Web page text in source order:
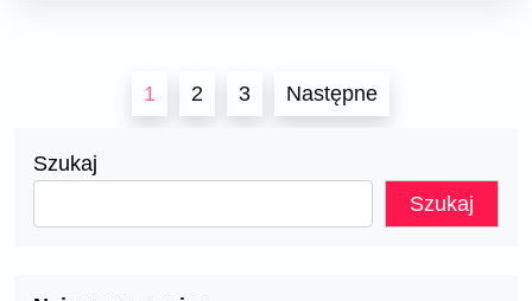
Stronicowanie
1 2 3 Następne
Szukaj
Szukaj